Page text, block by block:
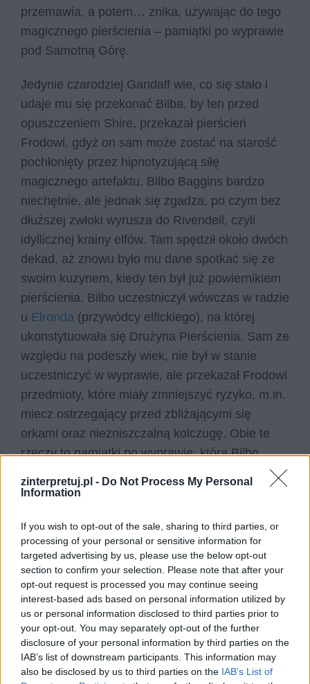
zinterpretuj.pl - Do Not Process My Personal
Information
If you wish to opt-out of the sale, sharing to third parties, or
processing of your personal or sensitive information for
targeted advertising by us, please use the below opt-out
section to confirm your selection. Please note that after your
opt-out request is processed you may continue seeing
interest-based ads based on personal information utilized by
us or personal information disclosed to third parties prior to
your opt-out. You may separately opt-out of the further
disclosure of your personal information by third parties on the
IAB’s list of downstream participants. This information may
also be disclosed by us to third parties on the IAB’s List of
przemawia, a potem… znika, używając do tego
magicznego pierścienia – pamiątki po wyprawie
pod Samotną Górę.
Jedynie czarodziej Gandalf wie, co się stało i
udaje mu się przekonać Bilba, by ten przed
opuszczeniem Shire, przekazał pierścień
Frodowi, gdyż on sam może zostać na starość
pochłonięty przez hipnotyzującą siłę
magicznego artefaktu. Bilbo Baggins bardzo
niechętnie, ale jednak się zgadza, po czym bez
dłuższej zwłoki wyrusza do Rivendell, czyli
idyllicznej krainy elfów. Tam spędził około dwóch
dekad, aż znowu było mu dane spotkać się ze
swoim kuzynem, kiedy ten był już powiernikiem
pierścienia. Bilbo uczestniczył wówczas w radzie
u Elronda (przywódcy elfickiego), na której
ukonstytuowała się Drużyna Pierścienia. Sam ze
względu na podeszły wiek, nie był w stanie
uczestniczyć w wyprawie, ale przekazał Frodowi
przedmioty, które miały zmniejszyć ryzyko, m.in.
miecz ostrzegający przed zbliżającymi się
orkami oraz niezniszczalną kolczugę. Obie te
rzeczy to pamiątki po wyprawie, którą Bilbo
Tarcząi kompanią jego dzielnych krasnoludów.
Później spotykamy Bilba już tylko raz, pod sam
koniec trylogiiWładcy Pierścieni.Jest już wtedy
bardzo starym hobbitem (uważanym wręcz za
najstarszego żyjącegoprzedstawiciela swojej
rasy) i udaje się w swoją ostatnią podróż do
Szarych Przystani wraz z Frodem, Gandalfem i
Elrondem, gdzie ma dożyć swoich dni. Wówczas
czytelnicy mają kontakt ze słynnym Bilbo